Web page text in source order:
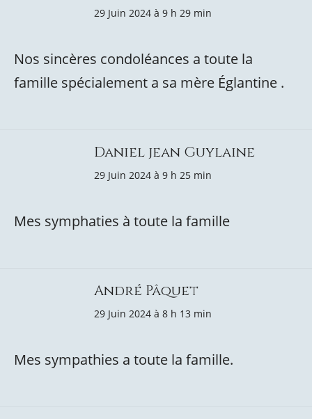
29 Juin 2024 à 9 h 29 min
Nos sincères condoléances a toute la
famille spécialement a sa mère Églantine .
Daniel jean Guylaine
29 Juin 2024 à 9 h 25 min
Mes symphaties à toute la famille
André Pâquet
29 Juin 2024 à 8 h 13 min
Mes sympathies a toute la famille.